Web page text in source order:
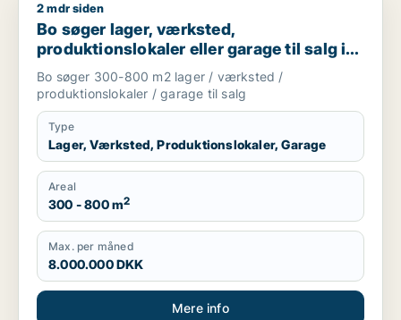
Bo søger lager, værksted, produktionslokaler eller garage
2 mdr siden
Bo søger lager, værksted,
produktionslokaler eller garage til salg i
Nordsjælland
Bo søger 300-800 m2 lager / værksted /
produktionslokaler / garage til salg
Type
Lager, Værksted, Produktionslokaler, Garage
Areal
300 - 800 m2
Max. per måned
8.000.000 DKK
Mere info